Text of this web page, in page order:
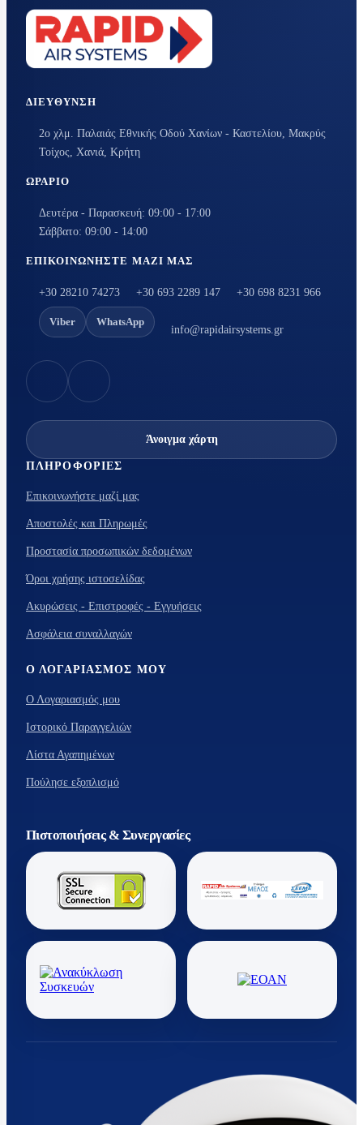
ΔΙΕΎΘΥΝΣΗ
2ο χλμ. Παλαιάς Εθνικής Οδού Χανίων - Καστελίου, Μακρύς
Τοίχος, Χανιά, Κρήτη
ΩΡΆΡΙΟ
Δευτέρα - Παρασκευή: 09:00 - 17:00
Σάββατο: 09:00 - 14:00
ΕΠΙΚΟΙΝΩΝΉΣΤΕ ΜΑΖΊ ΜΑΣ
+30 28210 74273 +30 693 2289 147 +30 698 8231 966
Viber WhatsApp
info@rapidairsystems.gr
Άνοιγμα χάρτη
ΠΛΗΡΟΦΟΡΊΕΣ
Επικοινωνήστε μαζί μας
Αποστολές και Πληρωμές
Προστασία προσωπικών δεδομένων
Όροι χρήσης ιστοσελίδας
Ακυρώσεις - Επιστροφές - Εγγυήσεις
Ασφάλεια συναλλαγών
Ο ΛΟΓΑΡΙΑΣΜΌΣ ΜΟΥ
Ο Λογαριασμός μου
Ιστορικό Παραγγελιών
Λίστα Αγαπημένων
Πούλησε εξοπλισμό
Πιστοποιήσεις & Συνεργασίες